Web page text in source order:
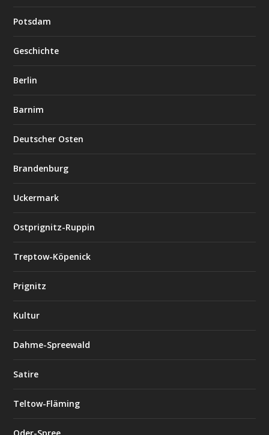
Potsdam
Geschichte
Berlin
Barnim
Deutscher Osten
Brandenburg
Uckermark
Ostprignitz-Ruppin
Treptow-Köpenick
Prignitz
Kultur
Dahme-Spreewald
Satire
Teltow-Fläming